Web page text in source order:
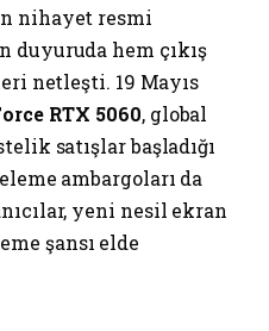
nihayet resmi
duyuruda hem çıkış
netleşti. 19 Mayıs
RTX 5060, global
satışlar başladığı
ambargoları da
yeni nesil ekran
şansı elde